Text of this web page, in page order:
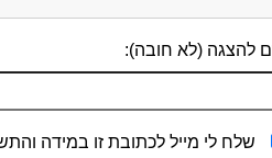
להצגה (לא חובה):
שלח לי מייל לכתובת זו במידה